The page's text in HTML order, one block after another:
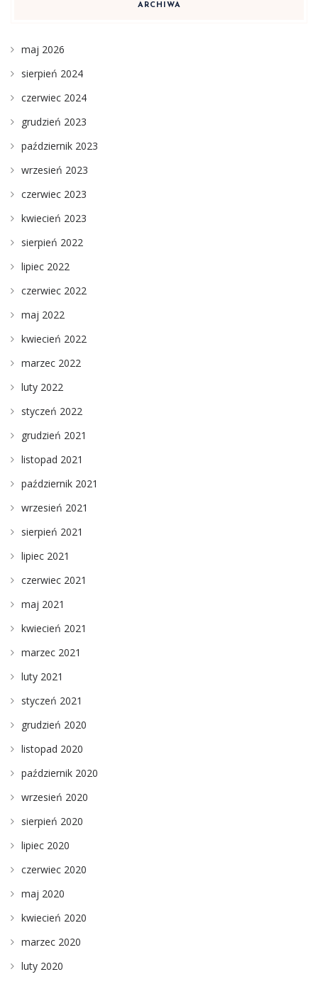
ARCHIWA
maj 2026
sierpień 2024
czerwiec 2024
grudzień 2023
październik 2023
wrzesień 2023
czerwiec 2023
kwiecień 2023
sierpień 2022
lipiec 2022
czerwiec 2022
maj 2022
kwiecień 2022
marzec 2022
luty 2022
styczeń 2022
grudzień 2021
listopad 2021
październik 2021
wrzesień 2021
sierpień 2021
lipiec 2021
czerwiec 2021
maj 2021
kwiecień 2021
marzec 2021
luty 2021
styczeń 2021
grudzień 2020
listopad 2020
październik 2020
wrzesień 2020
sierpień 2020
lipiec 2020
czerwiec 2020
maj 2020
kwiecień 2020
marzec 2020
luty 2020